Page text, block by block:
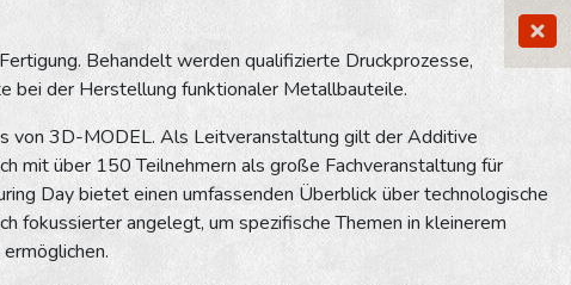
Behandelt werden qualifizierte Druckprozesse,
bei der Herstellung funktionaler Metallbauteile.
von 3D-MODEL. Als Leitveranstaltung gilt der Additive
mit über 150 Teilnehmern als große Fachveranstaltung für
Day bietet einen umfassenden Überblick über technologische
fokussierter angelegt, um spezifische Themen in kleinerem